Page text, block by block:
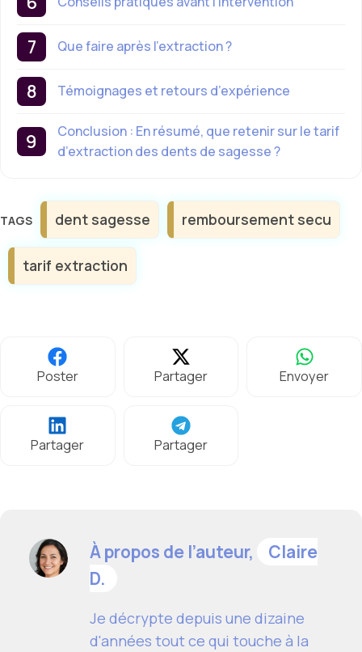
Que faire après l’extraction ?
Témoignages et retours d’expérience
Conclusion : En résumé, que retenir sur le tarif
d’extraction des dents de sagesse ?
Étiquettes
dent sagesse remboursement secu
tarif extraction
Poster Partager Envoyer
Partager Partager
À propos de l’auteur,
Claire
D.
Je décrypte depuis une dizaine
d'années tout ce qui touche à la